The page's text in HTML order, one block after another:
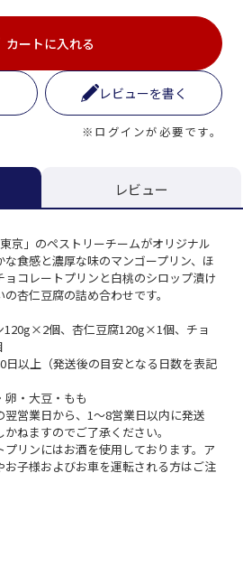
カートに入れる
レビューを書く
※ログインが必要です。
レビュー
京」のペストリーチームがオリジナル
食感と濃厚な味のマンゴープリン、ほ
コレートプリンと白桃のシロップ漬け
杏仁豆腐の詰め合わせです。
個、杏仁豆腐120g×1個、チョ
以上（発送後の目安となる日数を表記
・大豆・もも
営業日から、1～8営業日以内に発送
ねますのでご了承ください。
リンにはお酒を使用しております。ア
子様およびお車を運転される方はご注